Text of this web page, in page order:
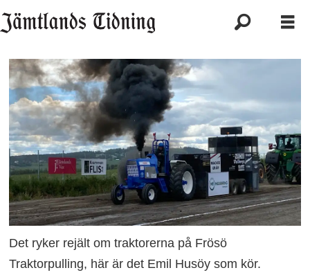
Det ryker rejält om traktorerna på Frösö
Traktorpulling, här är det Emil Husöy som kör.